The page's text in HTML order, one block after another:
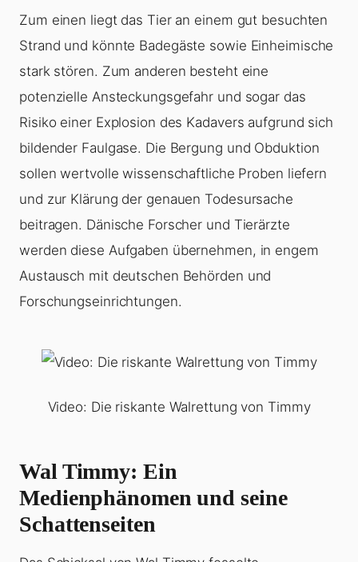
Zum einen liegt das Tier an einem gut besuchten
Strand und könnte Badegäste sowie Einheimische
stark stören. Zum anderen besteht eine
potenzielle Ansteckungsgefahr und sogar das
Risiko einer Explosion des Kadavers aufgrund sich
bildender Faulgase. Die Bergung und Obduktion
sollen wertvolle wissenschaftliche Proben liefern
und zur Klärung der genauen Todesursache
beitragen. Dänische Forscher und Tierärzte
werden diese Aufgaben übernehmen, in engem
Austausch mit deutschen Behörden und
Forschungseinrichtungen.
Video: Die riskante Walrettung von Timmy
Wal Timmy: Ein
Medienphänomen und seine
Schattenseiten